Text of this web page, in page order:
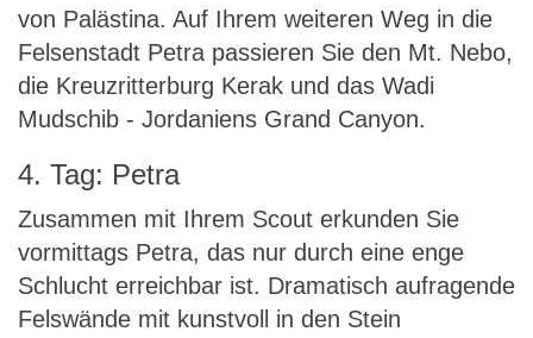
von Palästina. Auf Ihrem weiteren Weg in die
Felsenstadt Petra passieren Sie den Mt. Nebo,
die Kreuzritterburg Kerak und das Wadi
Mudschib - Jordaniens Grand Canyon.
4. Tag: Petra
Zusammen mit Ihrem Scout erkunden Sie
vormittags Petra, das nur durch eine enge
Schlucht erreichbar ist. Dramatisch aufragende
Felswände mit kunstvoll in den Stein